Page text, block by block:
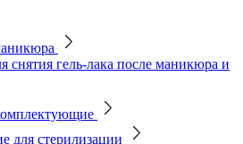
снятия гель-лака после маникюра и
для стерилизации